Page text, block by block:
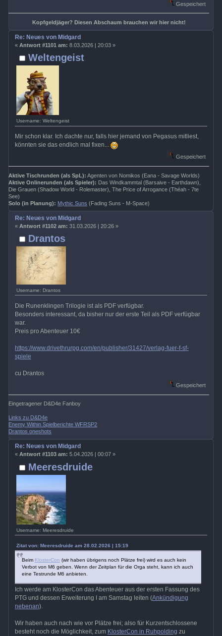
Gespeichert
Kopfgeldjäger? Diesen Abschaum brauchen wir hier nicht!
Weltengeist
Username: Weltengeist
Re: Neues von Midgard
« Antwort #1101 am: 8.03.2026 | 20:03 »
Mir schon klar. Ich dachte nur, falls hier jemand von Pegasus mitliest,
könnten sie das endlich mal fixen...
Gespeichert
Aktive Tischrunden (als SpL): Agenten von Nomikos (Eana - Savage Worlds)
Aktive Onlinerunden (als Spieler): Das Windkammtal (Barsaive - Earthdawn),
Die Grauen (Shadow World - Rolemaster), The Price of Arrogance (Théah - 7te
See)
Solo (in Planung): Mythic Suns (Fading Suns - M-Space)
Drantos
Username: Drantos
Re: Neues von Midgard
« Antwort #1102 am: 31.03.2026 | 20:26 »
Die Runenklingen Trilogie ist als PDF verfügbar.
Besonders interessant, da bisher nur der erste Teil als PDF verfügbar
war.
Preis pro Abenteuer 10€
https://www.drivethrurpg.com/en/publisher/31427/verlag-fuer-f-sf-
spiele
cu Drantos
Gespeichert
Eingetragener D&D4e Fanboy
Links zu D&D4e
Enemy Within Spielberichte WFRSP2
Drantos oneshots
Meeresdruide
Username: Meeresdruide
Re: Neues von Midgard
« Antwort #1103 am: 5.04.2026 | 00:07 »
Zitat von: Meeresdruide am 28.02.2026 | 15:19
Beim KlosterCon (wir haben übrigens noch Plätze frei) wird es auch kein
Verbot von M6 geben. Wenn der Zeitplan für die Orga steht, kann ich auch
eine Testrunde M6 anbieten.
Ich werde am KlosterCon das Abenteuer aus der ersten Fassung des
PTG und dessen Erweiterung I am Samstag leiten (Ankündigung
nebenan).
Wir haben auch nach wie vor Plätze frei; also für Kurzentschlossene
besteht noch die Möglichkeit, zum KlosterCon in Ruhpolding zu